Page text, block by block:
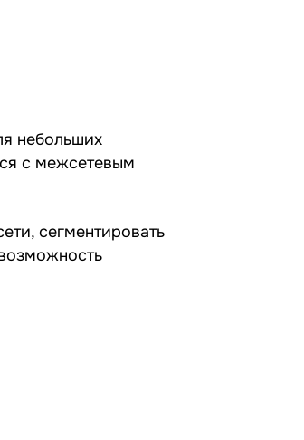
небольших
с межсетевым
сегментировать